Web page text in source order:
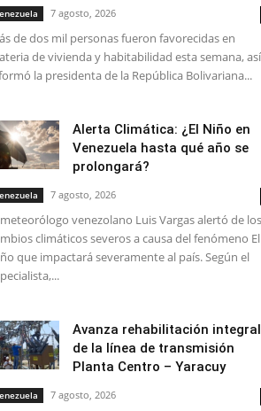
7 agosto, 2026
de dos mil personas fueron favorecidas en
de vivienda y habitabilidad esta semana,
la presidenta de la República Bolivariana...
Alerta Climática: ¿El Niño en
Venezuela hasta qué año se
prolongará?
7 agosto, 2026
meteorólogo venezolano Luis Vargas alertó de los
climáticos severos a causa del fenómeno El
que impactará severamente al país. Según el
Avanza rehabilitación integral
de la línea de transmisión
Planta Centro – Yaracuy
7 agosto, 2026